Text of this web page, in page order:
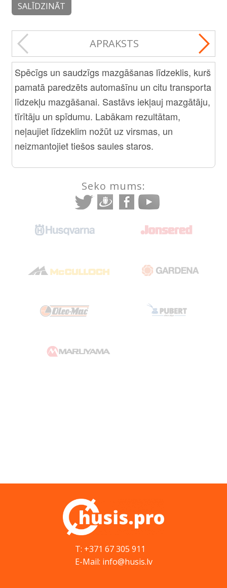
SALĪDZINĀT
APRAKSTS
Spēcīgs un saudzīgs mazgāšanas līdzeklis, kurš
pamatā paredzēts automašīnu un citu transporta
līdzekļu mazgāšanai. Sastāvs iekļauj mazgātāju,
tīrītāju un spīdumu. Labākam rezultātam,
neļaujiet līdzeklim nožūt uz virsmas, un
neizmantojiet tiešos saules staros.
Seko mums:
T: +371 67 305 911
E-Mail: info@husis.lv